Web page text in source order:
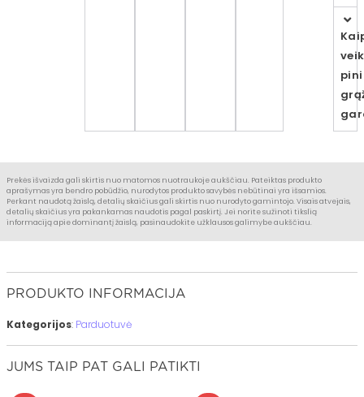
Prekės išvaizda gali skirtis nuo matomos nuotraukoje aukščiau. Pateiktas produkto
aprašymas yra bendro pobūdžio, nurodytos produkto savybės nebūtinai yra išsamios.
Perkant naudotą žaislą, detalių skaičius gali skirtis nuo nurodyto gamintojo. Visais atvejais,
detalių skaičius yra pakankamas naudotis pagal paskirtį. Jei norite sužinoti tikslią
informaciją apie dominantį žaislą, pasinaudokite užklausos galimybe aukščiau.
PRODUKTO INFORMACIJA
Kategorijos: Parduotuvė
JUMS TAIP PAT GALI PATIKTI